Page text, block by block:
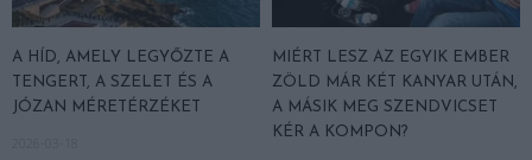
A HÍD, AMELY LEGYŐZTE A
TENGERT, A SZELET ÉS A
JÓZAN MÉRETÉRZÉKET
MIÉRT LESZ AZ EGYIK EMBER
ZÖLD MÁR KÉT KANYAR UTÁN,
A MÁSIK MEG SZENDVICSET
KÉR A KOMPON?